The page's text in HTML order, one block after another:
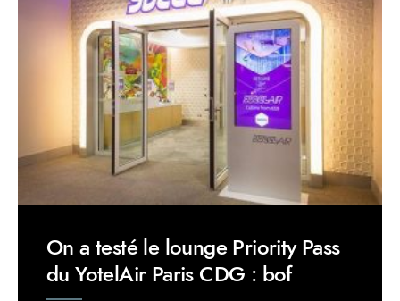
On a testé le lounge Priority Pass
du YotelAir Paris CDG : bof